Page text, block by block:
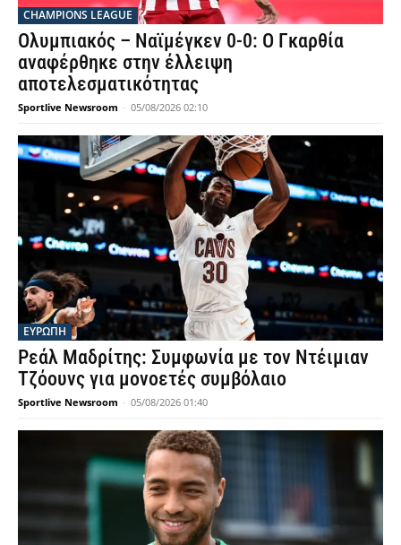
CHAMPIONS LEAGUE
Ολυμπιακός – Ναϊμέγκεν 0-0: Ο Γκαρθία
αναφέρθηκε στην έλλειψη
αποτελεσματικότητας
Sportlive Newsroom - 05/08/2026 02:10
ΕΥΡΩΠΗ
Ρεάλ Μαδρίτης: Συμφωνία με τον Ντέιμιαν
Τζόουνς για μονοετές συμβόλαιο
Sportlive Newsroom - 05/08/2026 01:40